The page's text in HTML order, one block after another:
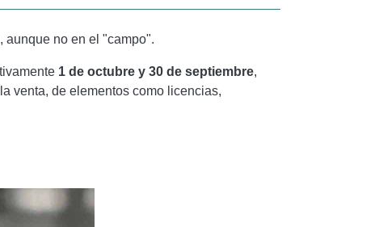
aunque no en el "campo".
1 de octubre y 30 de septiembre,
venta, de elementos como licencias,